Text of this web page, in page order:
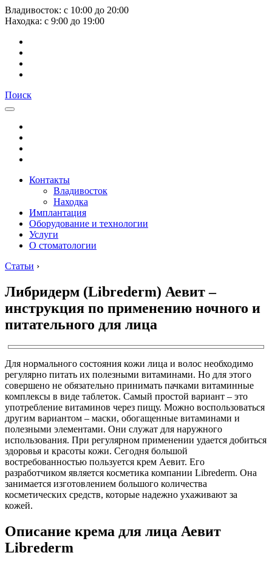
Владивосток: с 10:00 до 20:00
Находка: с 9:00 до 19:00
Поиск
Контакты
Владивосток
Находка
Имплантация
Оборудование и технологии
Услуги
О стоматологии
Статьи ›
Либридерм (Librederm) Аевит –
инструкция по применению ночного и
питательного для лица
Для нормального состояния кожи лица и волос необходимо
регулярно питать их полезными витаминами. Но для этого
совершено не обязательно принимать пачками витаминные
комплексы в виде таблеток. Самый простой вариант – это
употребление витаминов через пищу. Можно воспользоваться
другим вариантом – маски, обогащенные витаминами и
полезными элементами. Они служат для наружного
использования. При регулярном применении удается добиться
здоровья и красоты кожи. Сегодня большой
востребованностью пользуется крем Аевит. Его
разработчиком является косметика компании Librederm. Она
занимается изготовлением большого количества
косметических средств, которые надежно ухаживают за
кожей.
Описание крема для лица Аевит
Librederm